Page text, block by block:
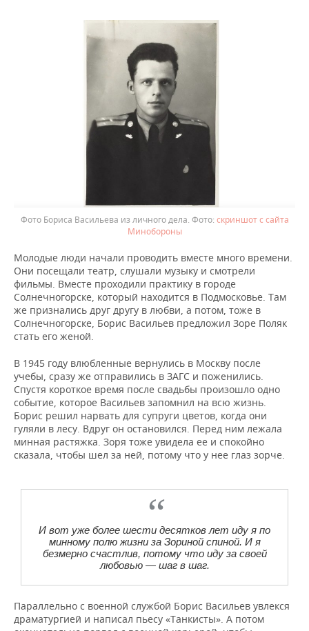
Фото Бориса Васильева из личного дела.
скриншот с сайта
Минобороны
Молодые люди начали проводить вместе много времени.
Они посещали театр, слушали музыку и смотрели
фильмы. Вместе проходили практику в городе
Солнечногорске, который находится в Подмосковье. Там
же признались друг другу в любви, а потом, тоже в
Солнечногорске, Борис Васильев предложил Зоре Поляк
стать его женой.
В 1945 году влюбленные вернулись в Москву после
учебы, сразу же отправились в ЗАГС и поженились.
Спустя короткое время после свадьбы произошло одно
событие, которое Васильев запомнил на всю жизнь.
Борис решил нарвать для супруги цветов, когда они
гуляли в лесу. Вдруг он остановился. Перед ним лежала
минная растяжка. Зоря тоже увидела ее и спокойно
сказала, чтобы шел за ней, потому что у нее глаз зорче.
И вот уже более шести десятков лет иду я по
минному полю жизни за Зориной спиной. И я
безмерно счастлив, потому что иду за своей
любовью — шаг в шаг.
Параллельно с военной службой Борис Васильев увлекся
драматургией и написал пьесу «Танкисты». А потом